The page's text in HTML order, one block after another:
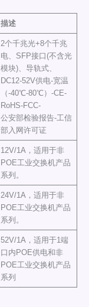
描述
2个千兆光+8个千兆
电、SFP接口(不含光
模块)、导轨式、
DC12-52V供电-宽温
（-40℃-80℃）-CE-
RoHS-FCC-
公安部检验报告-工信
部入网许可证
12V/1A，适用于非
POE工业交换机产品
系列。
24V/1A，适用于非
POE工业交换机产品
系列。
52V/1A，适用于1端
口内POE供电和非
POE工业交换机产品
系列